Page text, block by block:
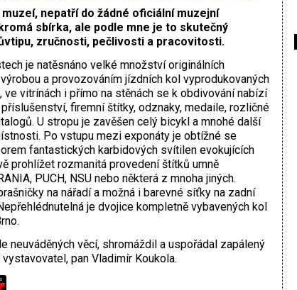
nepatří do žádné oficiální muzejní
sbírka, ale podle mne je to skutečný
zručnosti, pečlivosti a pracovitosti.
je natěsnáno velké množství originálních
a provozováním jízdních kol vyprodukovaných
vitrínách i přímo na stěnách se k obdivování nabízí
firemní štítky, odznaky, medaile, rozličné
U stropu je zavěšen celý bicykl a mnohé další
Po vstupu mezi exponáty je obtížné se
fantastických karbidových svítilen evokujících
prohlížet rozmanitá provedení štítků umně
PUCH, NSU nebo některá z mnoha jiných.
na nářadí a možná i barevné síťky na zadní
je dvojice kompletně vybavených kol
neuváděných věcí, shromáždil a uspořádal zapálený
pan Vladimír Koukola.